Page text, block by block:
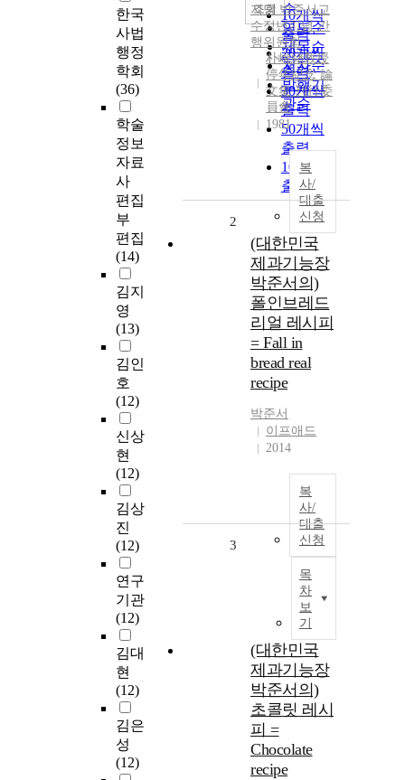
한국
사법
행정
학회
(36)
학술
정보
자료
사
편집
부
편집
(14)
김지
영
(13)
김인
호
(12)
신상
현
(12)
김상
진
(12)
연구
기관
(12)
김대
현
(12)
김은
성
(12)
순
연도순
제목순
저자순
발행기
관순
10개씩
출력
20개씩
출력
30개씩
출력
50개씩
출력
100개씩
출력
조회
지당 박준서교
수정년기념 간
행위원회
朴峻緖敎授
停年紀念 論
文集 刊行委
員會
1981
복
사/
대출
신청
2
(대한민국
제과기능장
박준서의)
폴인브레드
리얼 레시피
= Fall in
bread real
recipe
박준서
이프애드
2014
복
사/
대출
신청
목
차
보
기
3
(대한민국
제과기능장
박준서의)
초콜릿 레시
피 =
Chocolate
recipe